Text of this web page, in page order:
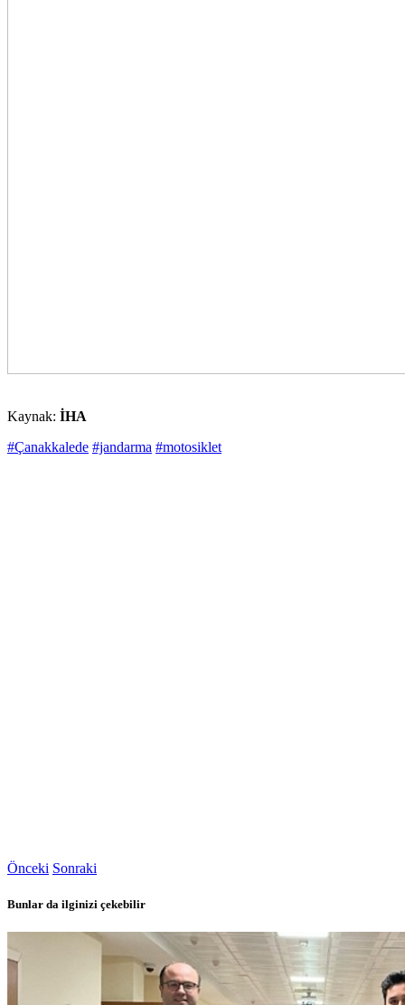
Kaynak: İHA
#Çanakkalede #jandarma #motosiklet
Önceki Sonraki
Bunlar da ilginizi çekebilir